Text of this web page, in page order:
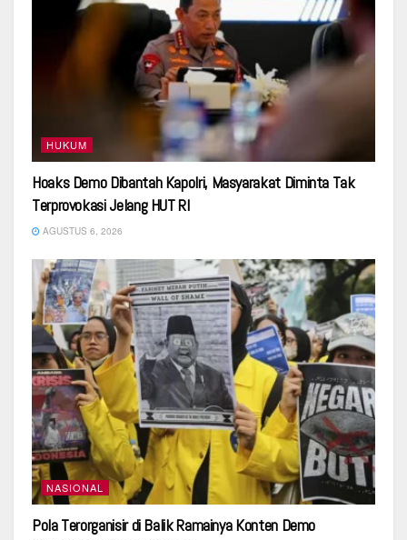
HUKUM
Hoaks Demo Dibantah Kapolri, Masyarakat Diminta Tak
Terprovokasi Jelang HUT RI
AGUSTUS 6, 2026
NASIONAL
Pola Terorganisir di Balik Ramainya Konten Demo